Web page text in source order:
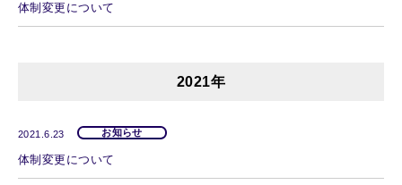
体制変更について
2021年
2021.6.23 お知らせ
体制変更について